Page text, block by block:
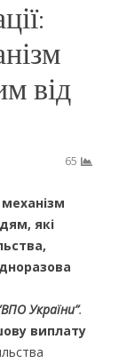
від
65
які
України”.
виплату